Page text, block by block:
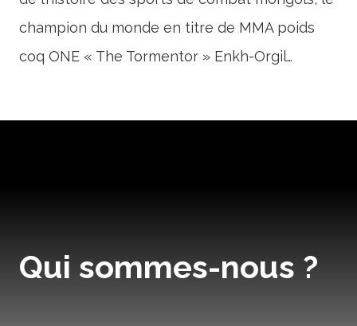
champion du monde en titre de MMA poids
coq ONE « The Tormentor » Enkh-Orgil…
Qui sommes-nous ?